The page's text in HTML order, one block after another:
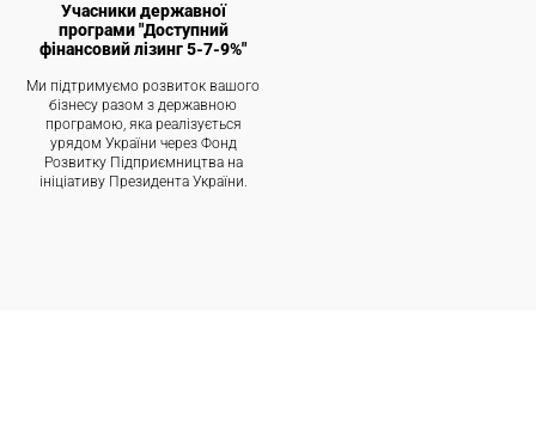
Учасники державної
програми "Доступний
фінансовий лізинг 5-7-9%"
Ми підтримуємо розвиток вашого
бізнесу разом з державною
програмою, яка реалізується
урядом України через Фонд
Розвитку Підприємництва на
ініціативу Президента України.